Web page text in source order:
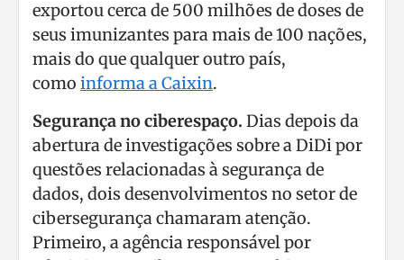
exportou cerca de 500 milhões de doses de
seus imunizantes para mais de 100 nações,
mais do que qualquer outro país,
como informa a Caixin.
Segurança no ciberespaço. Dias depois da
abertura de investigações sobre a DiDi por
questões relacionadas à segurança de
dados, dois desenvolvimentos no setor de
cibersegurança chamaram atenção.
Primeiro, a agência responsável por